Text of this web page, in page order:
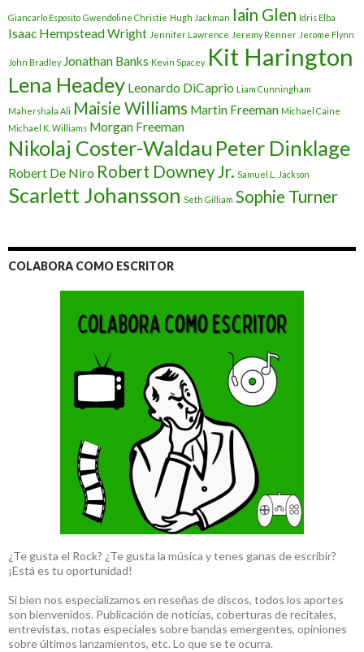
Giancarlo Esposito Gwendoline Christie Hugh Jackman Iain Glen Idris Elba
Isaac Hempstead Wright Jennifer Lawrence Jeremy Renner Jerome Flynn
John Bradley Jonathan Banks Kevin Spacey Kit Harington
Lena Headey Leonardo DiCaprio Liam Cunningham
Mahershala Ali Maisie Williams Martin Freeman Michael Caine
Michael K. Williams Morgan Freeman
Nikolaj Coster-Waldau Peter Dinklage
Robert De Niro Robert Downey Jr. Samuel L. Jackson
Scarlett Johansson Seth Gilliam Sophie Turner
COLABORA COMO ESCRITOR
¿Te gusta el Rock? ¿Te gusta la música y tenes ganas de escribir?
¡Está es tu oportunidad!
Si bien nos especializamos en reseñas de discos, todos los aportes
son bienvenidos. Publicación de noticias, coberturas de recitales,
entrevistas, notas especiales sobre bandas emergentes, opiniones
sobre últimos lanzamientos, etc. Lo que se te ocurra.